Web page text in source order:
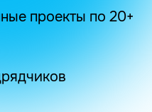
проекты по 20+